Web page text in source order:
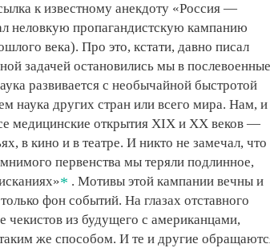
к известному анекдоту «Россия —
неловкую пропагандистскую кампанию
века). Про это, кстати, давно писал
задачей остановились мы в послевоенные
развивается с необычайной быстротой
наука других стран или всего мира. Нам, и
медицинские открытия XIX и XX веков —
в кино и в театре. И никто не замечал, что
первенства мы теряли подлинное,
. Мотивы этой кампании вечны и
фон событий. На глазах отставного
чекистов из будущего с американцами,
же способом. И те и другие